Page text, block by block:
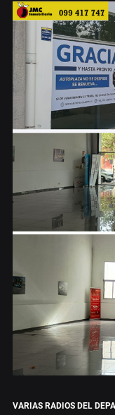
VARIAS RADIOS DEL